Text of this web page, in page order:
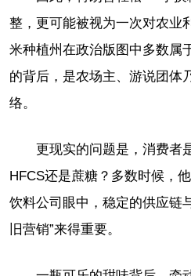
整，更可能被视为一次对农业
米种植州在政治版图中多数属
的背后，是农场主、游说团体
络。
更现实的问题是，消费者
HFCS还是蔗糖？多数时候，
饮料公司眼中，稳定的供应链
旧营销”来得重要。